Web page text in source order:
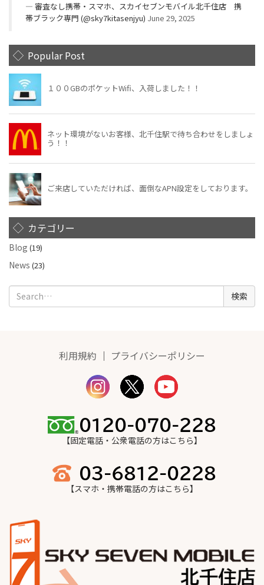
— 審査なし携帯・スマホ、スカイセブンモバイル北千住店 携
帯ブラック専門 (@sky7kitasenjyu) June 29, 2025
Popular Post
カテゴリー
Blog (19)
News (23)
検
索:
利用規約 ｜ プライバシーポリシー
【固定電話・公衆電話の方はこちら】
【スマホ・携帯電話の方はこちら】